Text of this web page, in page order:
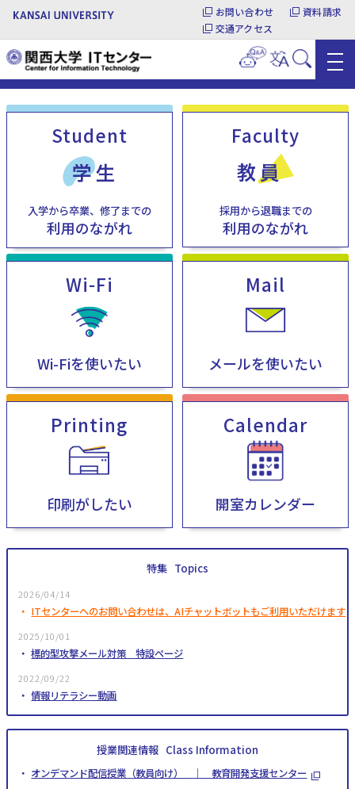
お問い合わせ
資料請求
交通アクセス
Student
入学から卒業、修了までの
利用のながれ
Faculty
採用から退職までの
利用のながれ
Wi-Fi
Wi-Fiを使いたい
Mail
メールを使いたい
Printing
印刷がしたい
Calendar
開室カレンダー
特集 Topics
2026/04/14
ITセンターへのお問い合わせは、AIチャットボットもご利用いただけます
2025/10/01
標的型攻撃メール対策 特設ページ
2022/09/22
情報リテラシー動画
授業関連情報 Class Information
オンデマンド配信授業（教員向け） ｜ 教育開発支援センター